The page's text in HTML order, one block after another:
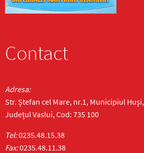
Contact
Adresa:
Str. Ștefan cel Mare, nr.1, Municipiul Huși,
Județul Vaslui, Cod: 735 100
Tel:0235.48.15.38
Fax:0235.48.11.38